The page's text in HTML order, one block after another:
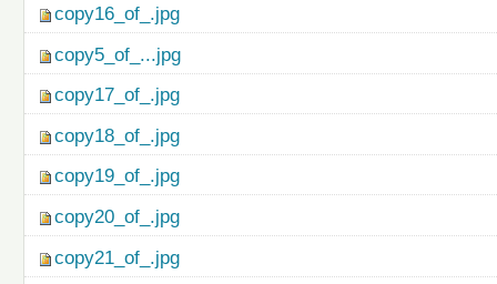
copy16_of_.jpg
copy5_of_...jpg
copy17_of_.jpg
copy18_of_.jpg
copy19_of_.jpg
copy20_of_.jpg
copy21_of_.jpg